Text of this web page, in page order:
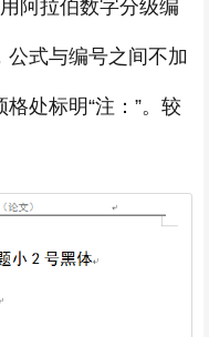
阿拉伯数字分级编
公式与编号之间不加
处标明“注：”。较